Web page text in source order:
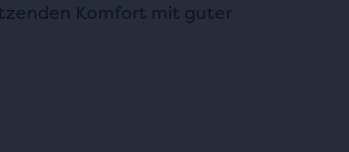
Komfort mit guter